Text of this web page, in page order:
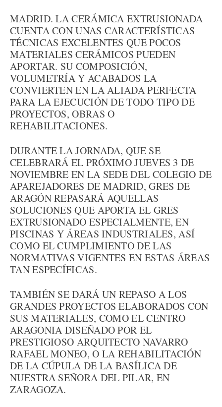
MADRID. LA CERÁMICA EXTRUSIONADA
CUENTA CON UNAS CARACTERÍSTICAS
TÉCNICAS EXCELENTES QUE POCOS
MATERIALES CERÁMICOS PUEDEN
APORTAR. SU COMPOSICIÓN,
VOLUMETRÍA Y ACABADOS LA
CONVIERTEN EN LA ALIADA PERFECTA
PARA LA EJECUCIÓN DE TODO TIPO DE
PROYECTOS, OBRAS O
REHABILITACIONES.
DURANTE LA JORNADA, QUE SE
CELEBRARÁ EL PRÓXIMO JUEVES 3 DE
NOVIEMBRE EN LA SEDE DEL COLEGIO DE
APAREJADORES DE MADRID, GRES DE
ARAGÓN REPASARÁ AQUELLAS
SOLUCIONES QUE APORTA EL GRES
EXTRUSIONADO ESPECIALMENTE, EN
PISCINAS Y ÁREAS INDUSTRIALES, ASÍ
COMO EL CUMPLIMIENTO DE LAS
NORMATIVAS VIGENTES EN ESTAS ÁREAS
TAN ESPECÍFICAS.
TAMBIÉN SE DARÁ UN REPASO A LOS
GRANDES PROYECTOS ELABORADOS CON
SUS MATERIALES, COMO EL CENTRO
ARAGONIA DISEÑADO POR EL
PRESTIGIOSO ARQUITECTO NAVARRO
RAFAEL MONEO, O LA REHABILITACIÓN
DE LA CÚPULA DE LA BASÍLICA DE
NUESTRA SEÑORA DEL PILAR, EN
ZARAGOZA.